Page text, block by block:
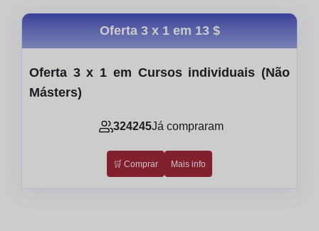
Oferta 3 x 1 em 13 $
Oferta 3 x 1 em Cursos individuais (Não
Másters)
324245Já compraram
🛒 Comprar Mais info